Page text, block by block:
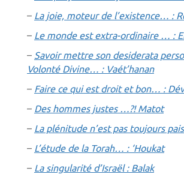
– La joie, moteur de l’existence… :
– Le monde est extra-ordinaire … :
– Savoir mettre son desiderata
Volonté Divine… : Vaét’hanan
– Faire ce qui est droit et bon… :
– Des hommes justes …?! Matot
– La plénitude n’est pas toujours
– L’étude de la Torah… : ‘Houkat
– La singularité d’Israël : Balak